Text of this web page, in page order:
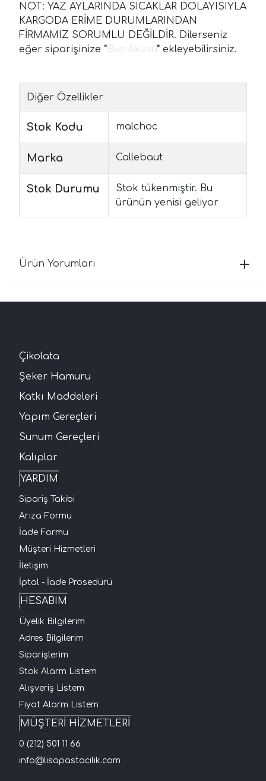
NOT: YAZ AYLARINDA SICAKLAR DOLAYISIYLA
KARGODA ERİME DURUMLARINDAN
FİRMAMIZ SORUMLU DEĞİLDİR. Dilerseniz
eğer siparişinize " " ekleyebilirsiniz.
Diğer Özellikler
Stok Kodu malchoc
Marka Callebaut
Stok Durumu
Stok tükenmiştir. Bu
ürünün yenisi geliyor
Ürün Yorumları
Çikolata
Şeker Hamuru
Katkı Maddeleri
Yapım Gereçleri
Sunum Gereçleri
Kalıplar
YARDIM
Sipariş Takibi
Arıza Formu
İade Formu
Müşteri Hizmetleri
İletişim
İptal - İade Prosedürü
HESABIM
Üyelik Bilgilerim
Adres Bilgilerim
Siparişlerim
Stok Alarm Listem
Alışveriş Listem
Fiyat Alarm Listem
MÜŞTERİ HİZMETLERİ
0 (212) 501 11 66
info@lisapastacilik.com